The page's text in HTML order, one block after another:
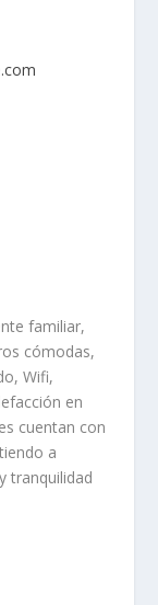
familiar,
cómodas,
Wifi,
en
cuentan con
a
tranquilidad